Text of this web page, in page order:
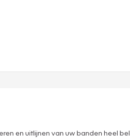
en uitlijnen van uw banden heel